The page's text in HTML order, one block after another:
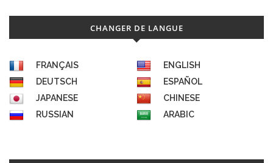
CHANGER DE LANGUE
FRANÇAIS
ENGLISH
DEUTSCH
ESPAÑOL
JAPANESE
CHINESE
RUSSIAN
ARABIC